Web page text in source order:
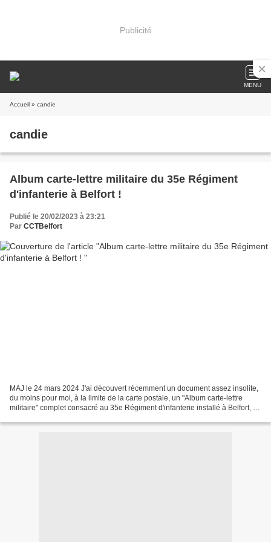
Publicité
MENU
Accueil » candie
candie
Album carte-lettre militaire du 35e Régiment
d'infanterie à Belfort !
Publié le 20/02/2023 à 23:21
Par CCTBelfort
MAJ le 24 mars 2024 J'ai découvert récemment un document assez insolite,
du moins pour moi, à la limite de la carte postale, un "Album carte-lettre
militaire" complet consacré au 35e Régiment d'infanterie installé à Belfort, à